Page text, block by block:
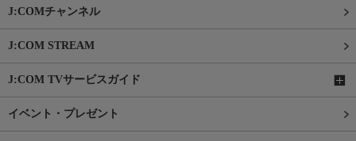
J:COMチャンネル
J:COM STREAM
J:COM TVサービスガイド
イベント・プレゼント